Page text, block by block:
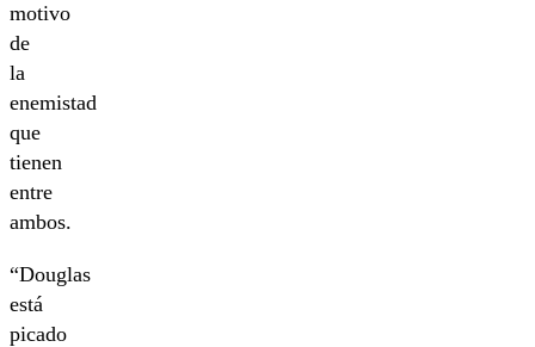
motivo
de
la
enemistad
que
tienen
entre
ambos.
“Douglas
está
picado